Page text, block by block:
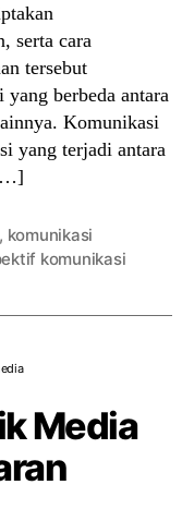
serta cara
tersebut
berbeda antara
Komunikasi
yang terjadi antara
, komunikasi
komunikasi
Media